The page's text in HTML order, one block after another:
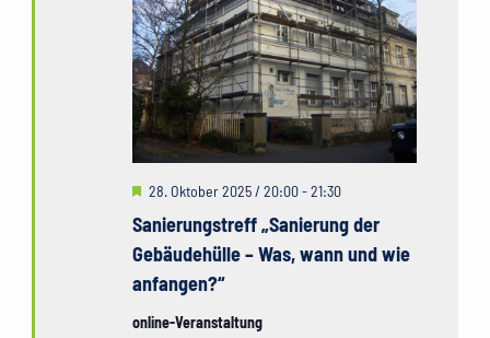
Sanierungstreff „Sanierung der
Gebäudehülle – Was, wann und wie
anfangen?“
Hervorgehoben
28. Oktober 2025 / 20:00-21:30
online-Veranstaltung